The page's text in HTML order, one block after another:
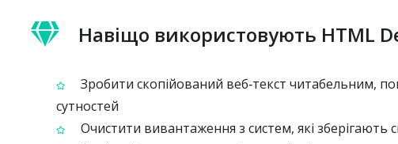
Навіщо використовують HTML
Зробити скопійований веб‑текст читабельним,
сутностей
Очистити вивантаження з систем, які зберігають